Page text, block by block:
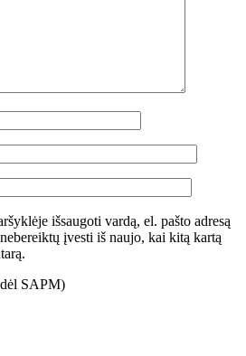
išsaugoti vardą, el. pašto adresą
įvesti iš naujo, kai kitą kartą
SAPM)